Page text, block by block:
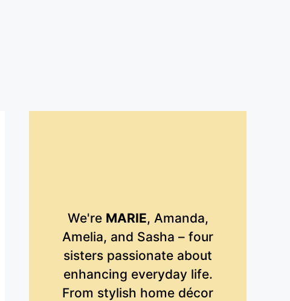
We're MARIE, Amanda,
Amelia, and Sasha – four
sisters passionate about
enhancing everyday life.
From stylish home décor